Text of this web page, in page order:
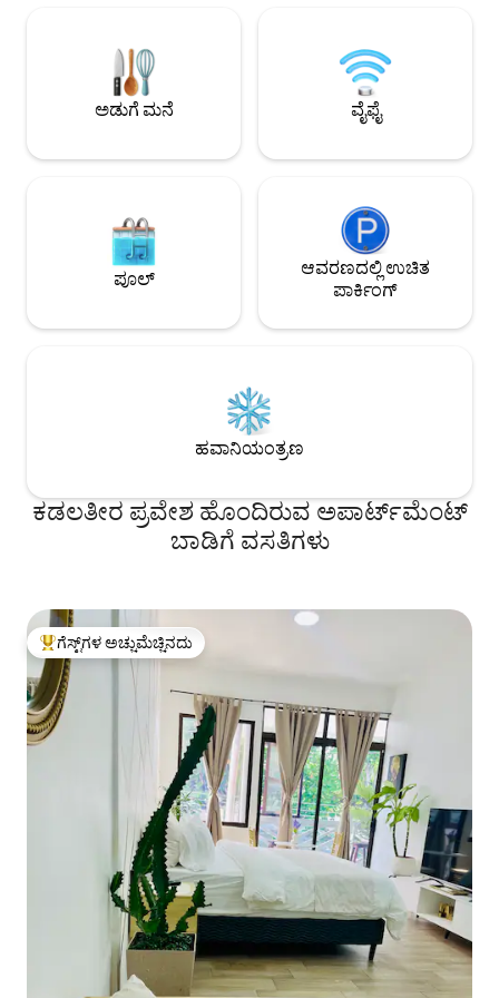
ಅದು ಪರಿಪೂರ್ಣ ಸ್ಥಳದಲ್ಲಿದೆ, ಆದ್ದರಿಂದ ನೀವು
ಏನನ್ನೂ ತಪ್ಪಿಸಿಕೊಳ್ಳುವುದಿಲ್ಲ! ಬುಕಿಂಗ್ ಮಾಡುವ
ಮೊದಲು ನಿಮಗೆ ಆಸಕ್ತಿಯಿರುವ ಯಾವುದನ್ನಾದರೂ
ನಮಗೆ ಬರೆಯಲು ಹಿಂಜರಿಯಬೇಡಿ:)
ಅಡುಗೆ ಮನೆ ವೈಫೈ
ಪೂಲ್
ಆವರಣದಲ್ಲಿ ಉಚಿತ
ಪಾರ್ಕಿಂಗ್
ಹವಾನಿಯಂತ್ರಣ
ಕಡಲತೀರ ಪ್ರವೇಶ ಹೊಂದಿರುವ ಅಪಾರ್ಟ್‌ಮೆಂಟ್
ಬಾಡಿಗೆ ವಸತಿಗಳು
ಗೆಸ್ಟ್‌ಗಳಿಗೆ ಅತಿ ಹೆಚ್ಚು ಅಚ್ಚುಮೆಚ್ಚಿನದು
ಗೆಸ್ಟ್‌ಗಳ ಅಚ್ಚುಮೆಚ್ಚಿನದು